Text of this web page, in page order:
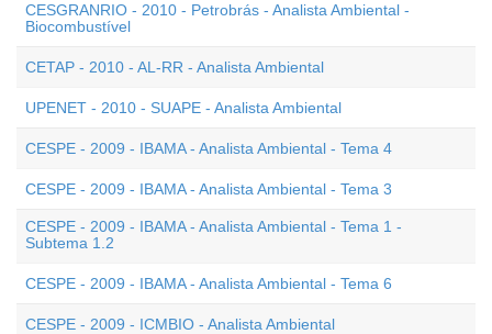
CESGRANRIO - 2010 - Petrobrás - Analista Ambiental -
Biocombustível
CETAP - 2010 - AL-RR - Analista Ambiental
UPENET - 2010 - SUAPE - Analista Ambiental
CESPE - 2009 - IBAMA - Analista Ambiental - Tema 4
CESPE - 2009 - IBAMA - Analista Ambiental - Tema 3
CESPE - 2009 - IBAMA - Analista Ambiental - Tema 1 -
Subtema 1.2
CESPE - 2009 - IBAMA - Analista Ambiental - Tema 6
CESPE - 2009 - ICMBIO - Analista Ambiental